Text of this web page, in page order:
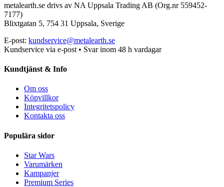
metalearth.se drivs av NA Uppsala Trading AB (Org.nr 559452-
7177)
Blixtgatan 5, 754 31 Uppsala, Sverige
E-post: kundservice@metalearth.se
Kundservice via e-post • Svar inom 48 h vardagar
Kundtjänst & Info
Om oss
Köpvillkor
Integritetspolicy
Kontakta oss
Populära sidor
Star Wars
Varumärken
Kampanjer
Premium Series